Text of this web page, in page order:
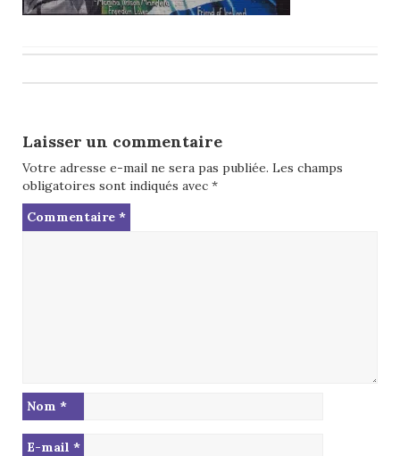
navigation
Laisser un commentaire
Votre adresse e-mail ne sera pas publiée. Les champs
obligatoires sont indiqués avec *
Commentaire *
Nom *
E-mail *